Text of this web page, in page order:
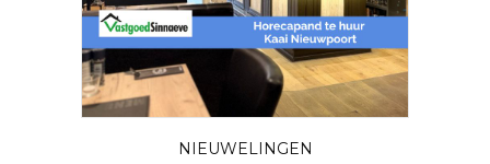
NIEUWELINGEN